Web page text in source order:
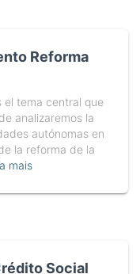
Reforma
el tema central que
analizaremos la
autónomas en
la reforma de la
mais
Social